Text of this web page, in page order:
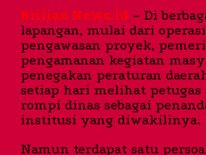
Brilian News.id – Di
lapangan, mulai dari
pengawasan proyek,
pengamanan kegiatan
penegakan peraturan
setiap hari melihat petugas
rompi dinas sebagai
institusi yang diwakilinya.
Namun terdapat satu